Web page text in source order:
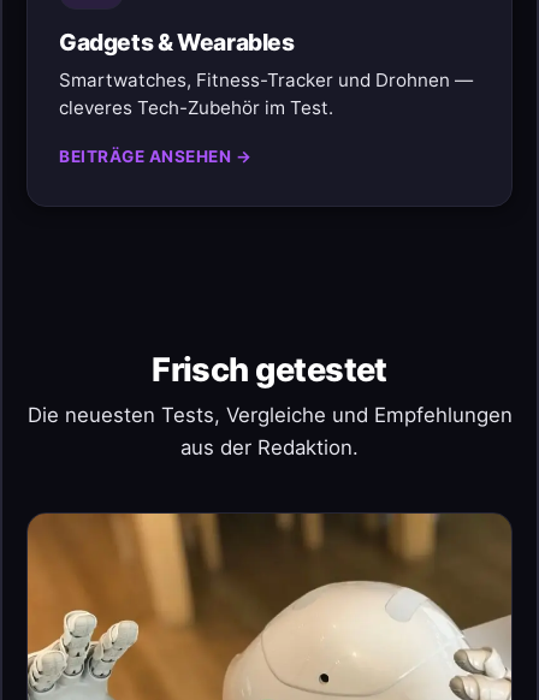
Gadgets & Wearables
Smartwatches, Fitness-Tracker und Drohnen —
cleveres Tech-Zubehör im Test.
BEITRÄGE ANSEHEN →
Frisch getestet
Die neuesten Tests, Vergleiche und Empfehlungen
aus der Redaktion.